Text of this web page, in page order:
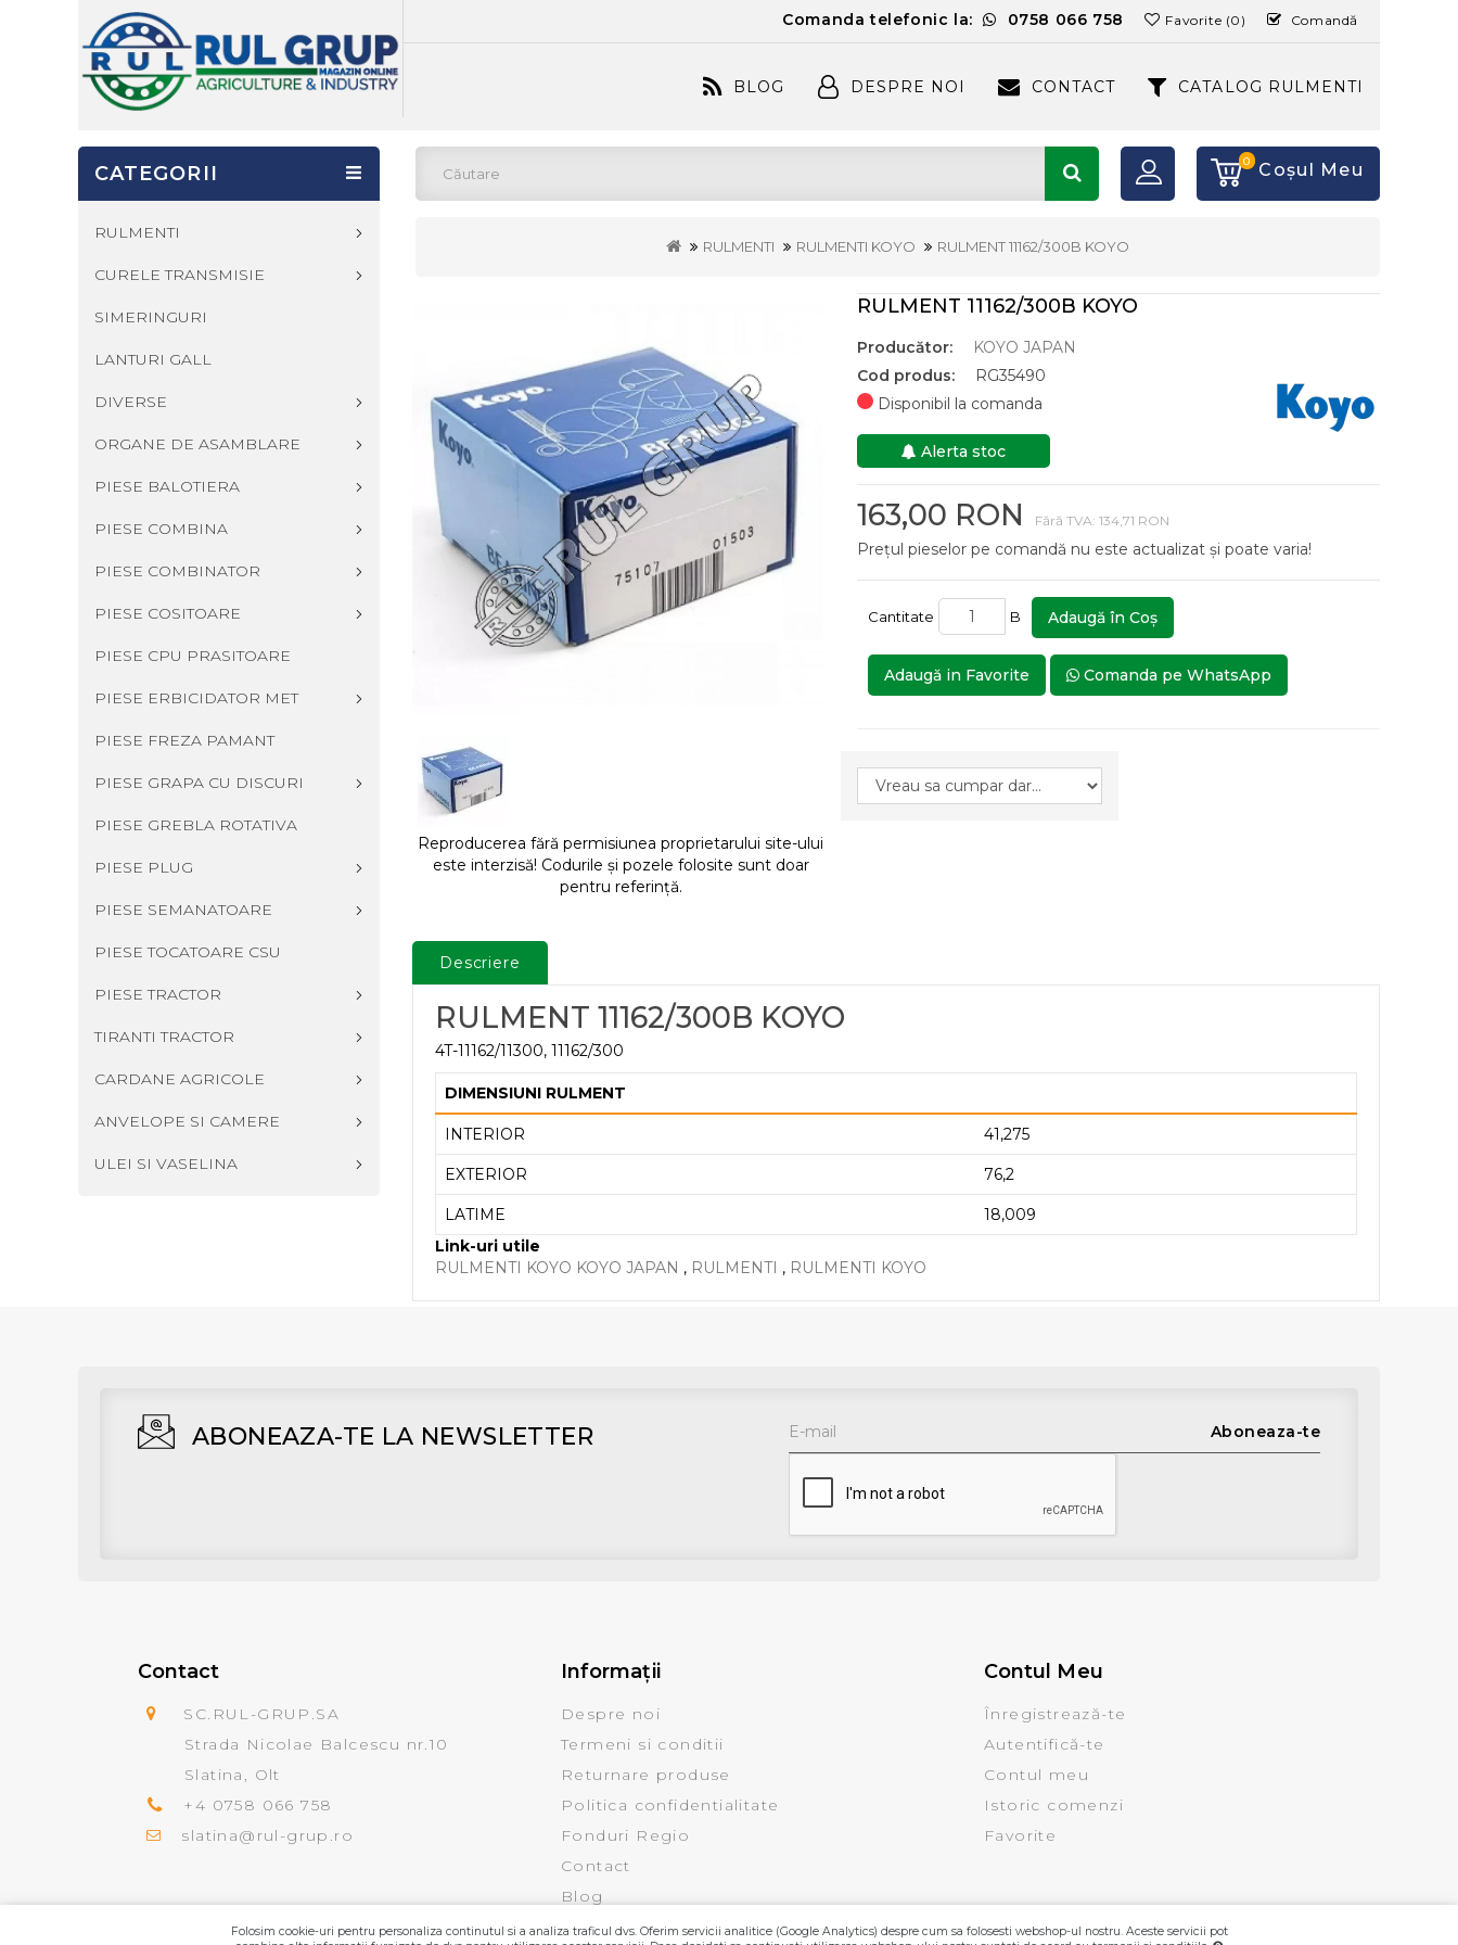
Comanda telefonic la: 0758 066 758 Favorite (0) Comandă
BLOG DESPRE NOI CONTACT CATALOG RULMENTI
0 Coşul Meu
RULMENTI RULMENTI KOYO RULMENT 11162/300B KOYO
CATEGORII
RULMENTI
CURELE TRANSMISIE
SIMERINGURI
LANTURI GALL
DIVERSE
ORGANE DE ASAMBLARE
PIESE BALOTIERA
PIESE COMBINA
PIESE COMBINATOR
PIESE COSITOARE
PIESE CPU PRASITOARE
PIESE ERBICIDATOR MET
PIESE FREZA PAMANT
PIESE GRAPA CU DISCURI
PIESE GREBLA ROTATIVA
PIESE PLUG
PIESE SEMANATOARE
PIESE TOCATOARE CSU
PIESE TRACTOR
TIRANTI TRACTOR
CARDANE AGRICOLE
ANVELOPE SI CAMERE
ULEI SI VASELINA
Reproducerea fără permisiunea proprietarului site-ului
este interzisă! Codurile și pozele folosite sunt doar
pentru referință.
RULMENT 11162/300B KOYO
Producător:
KOYO JAPAN
Cod produs:
RG35490
Disponibil la comanda
Alerta stoc
163,00 RON Fără TVA: 134,71 RON
Prețul pieselor pe comandă nu este actualizat și poate varia!
Cantitate B Adaugă în Coş
Adaugă in Favorite Comanda pe WhatsApp
Descriere
RULMENT 11162/300B KOYO
4T-11162/11300, 11162/300
DIMENSIUNI RULMENT
INTERIOR 41,275
EXTERIOR 76,2
LATIME
18,009
Link-uri utile
RULMENTI KOYO KOYO JAPAN , RULMENTI , RULMENTI KOYO
ABONEAZA-TE LA NEWSLETTER Aboneaza-te
Contact
SC.RUL-GRUP.SA
Strada Nicolae Balcescu nr.10
Slatina, Olt
+4 0758 066 758
slatina@rul-grup.ro
Informaţii
Despre noi
Termeni si conditii
Returnare produse
Politica confidentialitate
Fonduri Regio
Contact
Blog
Contul Meu
Înregistrează-te
Autentifică-te
Contul meu
Istoric comenzi
Favorite
Folosim cookie-uri pentru personaliza continutul si a analiza traficul dvs. Oferim servicii analitice (Google Analytics) despre cum sa folosesti webshop-ul nostru. Aceste servicii pot